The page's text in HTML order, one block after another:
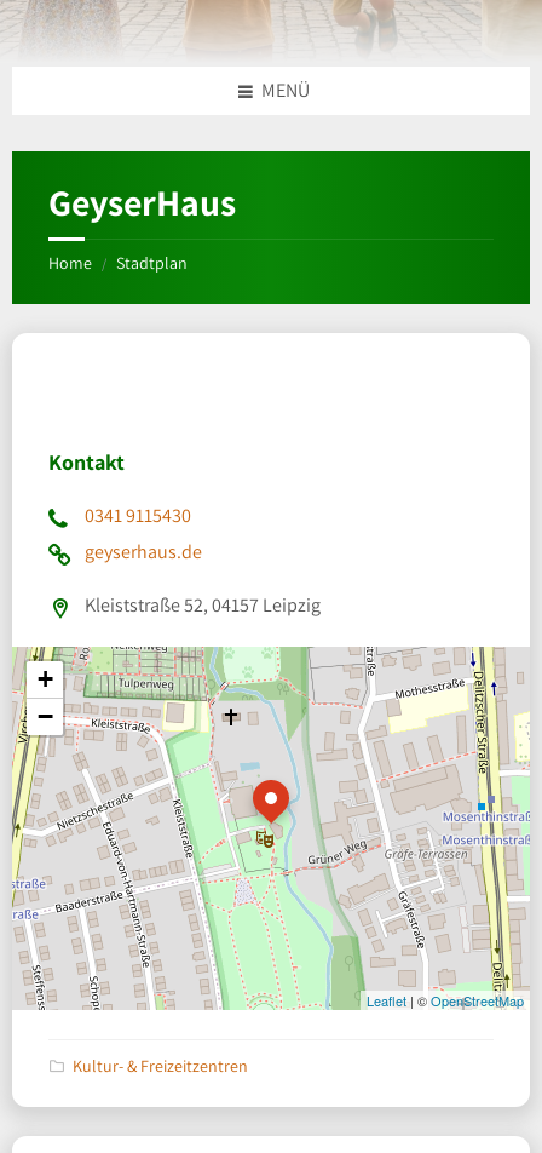
MENÜ
GeyserHaus
Home / Stadtplan
Kontakt
0341 9115430
geyserhaus.de
Kleiststraße 52, 04157 Leipzig
+
−
Leaflet | ©OpenStreetMap
Kultur- & Freizeitzentren